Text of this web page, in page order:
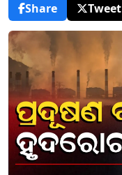
Share
Tweet